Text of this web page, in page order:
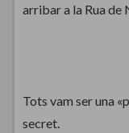
arribar a la Rua de
Tots vam ser una
secret.